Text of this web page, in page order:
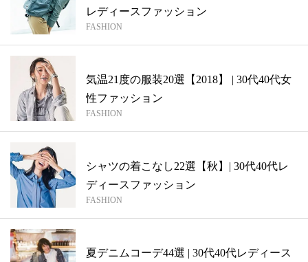
レディースファッション
FASHION
気温21度の服装20選【2018】 | 30代40代女
性ファッション
FASHION
シャツの着こなし22選【秋】| 30代40代レ
ディースファッション
FASHION
夏デニムコーデ44選 | 30代40代レディース